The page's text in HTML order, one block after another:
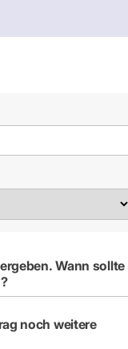
Wann sollte
noch weitere